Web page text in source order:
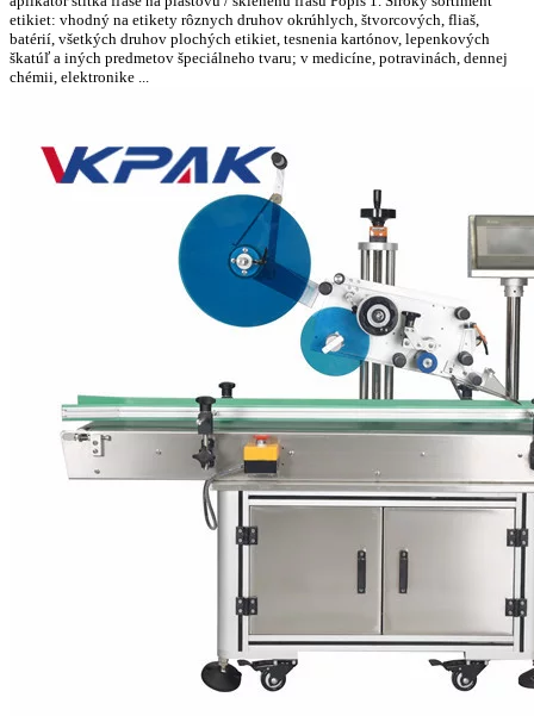
etikiet: vhodný na etikety rôznych druhov okrúhlych, štvorcových, fliaš,
batérií, všetkých druhov plochých etikiet, tesnenia kartónov, lepenkových
škatúľ a iných predmetov špeciálneho tvaru; v medicíne, potravinách, dennej
chémii, elektronike ...